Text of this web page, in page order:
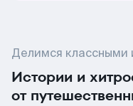
Делимся классными
Истории и
от